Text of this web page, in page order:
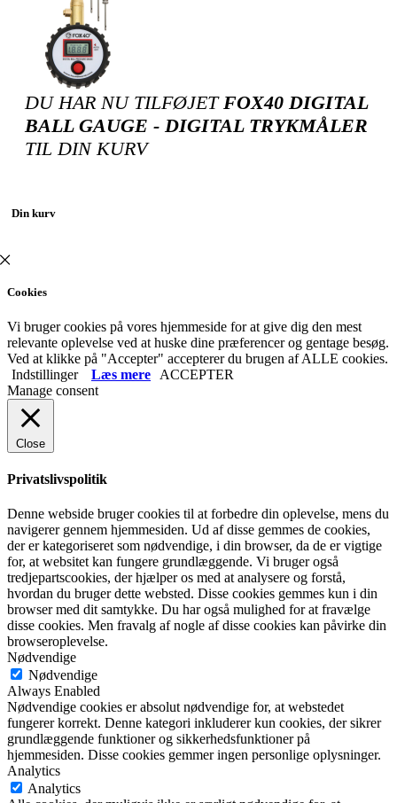
DU HAR NU TILFØJETFOX40 DIGITAL
BALL GAUGE - DIGITAL TRYKMÅLER
TIL DIN KURV
Din kurv
Cookies
Vi bruger cookies på vores hjemmeside for at give dig den mest
relevante oplevelse ved at huske dine præferencer og gentage besøg.
Ved at klikke på "Accepter" accepterer du brugen af ​​ALLE cookies.
Indstillinger
Læs mere
ACCEPTER
Manage consent
Close
Privatslivspolitik
Denne webside bruger cookies til at forbedre din oplevelse, mens du
navigerer gennem hjemmesiden. Ud af disse gemmes de cookies,
der er kategoriseret som nødvendige, i din browser, da de er vigtige
for, at websitet kan fungere grundlæggende. Vi bruger også
tredjepartscookies, der hjælper os med at analysere og forstå,
hvordan du bruger dette websted. Disse cookies gemmes kun i din
browser med dit samtykke. Du har også mulighed for at fravælge
disse cookies. Men fravalg af nogle af disse cookies kan påvirke din
browseroplevelse.
Nødvendige
Nødvendige
Always Enabled
Nødvendige cookies er absolut nødvendige for, at webstedet
fungerer korrekt. Denne kategori inkluderer kun cookies, der sikrer
grundlæggende funktioner og sikkerhedsfunktioner på
hjemmesiden. Disse cookies gemmer ingen personlige oplysninger.
Analytics
Analytics